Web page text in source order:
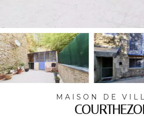
MAISON DE